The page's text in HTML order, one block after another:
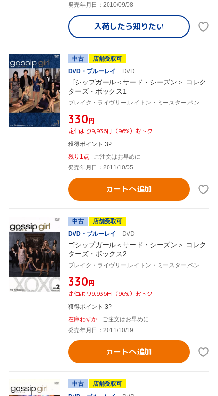
発売年月日：2010/09/08
入荷したら知りたい
中古
店舗受取可
DVD・ブルーレイ
DVD
ゴシップガール＜サード・シーズン＞ コレク
ターズ・ボックス1
ブレイク・ライヴリー,レイトン・ミースター,ペン・バッジリー,セシリー・フォン・ジーゲザー(原作)
¥330円
定価より9,936円（96%）おトク
獲得ポイント 3P
残り1点
ご注文はお早めに
発売年月日：2011/10/05
カートへ追加
中古
店舗受取可
DVD・ブルーレイ
DVD
ゴシップガール＜サード・シーズン＞ コレク
ターズ・ボックス2
ブレイク・ライヴリー,レイトン・ミースター,ペン・バッジリー,セシリー・フォン・ジーゲザー(原作)
¥330円
定価より9,936円（96%）おトク
獲得ポイント 3P
在庫わずか
ご注文はお早めに
発売年月日：2011/10/19
カートへ追加
中古
店舗受取可